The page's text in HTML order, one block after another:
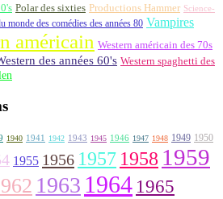
Polar des sixties Productions Hammer Science-
monde des comédies des années 80 Vampires
américain Western américain des 70s
des années 60's Western spaghetti des
1940 1941 1942 1943 1945 1946 1947 1948 1949 1950
1955 1956 1957 1958 1959
1963 1964 1965